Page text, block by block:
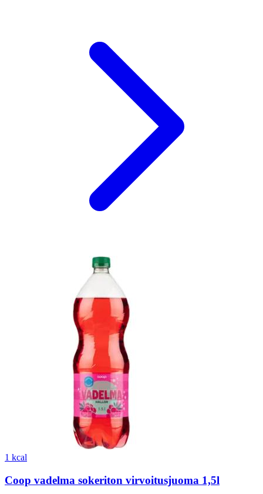
1 kcal
Coop vadelma sokeriton virvoitusjuoma 1,5l